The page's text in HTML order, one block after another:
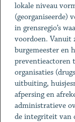
lokale niveau
in grensregio’s
voordoen. Vanuit
burgemeester en
preventieactoren
organisaties
uitbuiting,
afpersing en
administratieve
de integriteit van